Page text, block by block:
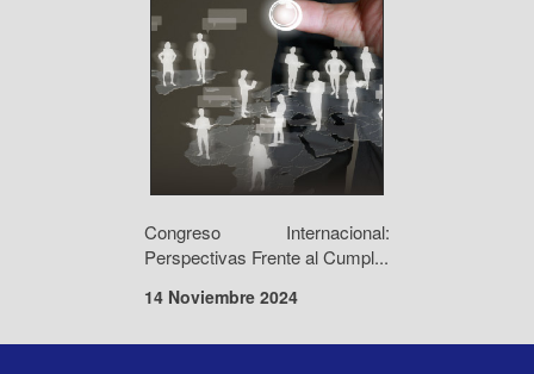
Congreso Internacional:
Perspectivas Frente al Cumpl...
14 Noviembre 2024